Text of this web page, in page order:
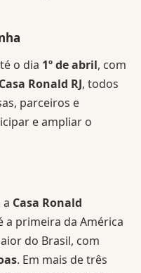
o dia 1º de abril, com
Casa Ronald RJ, todos
parceiros e
e ampliar o
a Casa Ronald
a primeira da América
do Brasil, com
. Em mais de três